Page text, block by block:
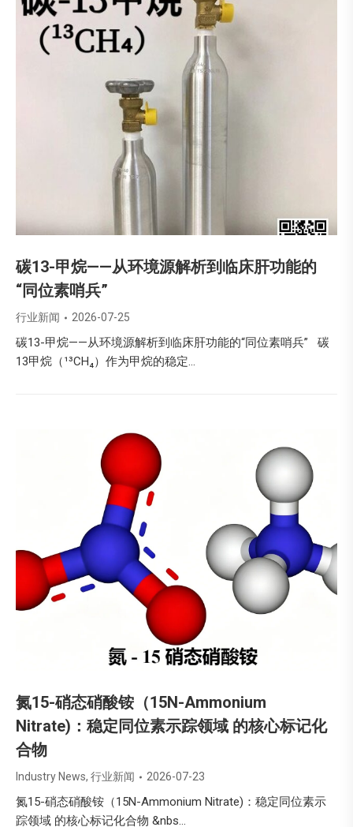
碳13-甲烷——从环境源解析到临床肝功能的
“同位素哨兵”
行业新闻 2026-07-25
碳13-甲烷——从环境源解析到临床肝功能的“同位素哨兵” 碳
13甲烷（¹³CH₄）作为甲烷的稳定…
氮15-硝态硝酸铵（15N-Ammonium
Nitrate)：稳定同位素示踪领域 的核心标记化
合物
Industry News, 行业新闻 2026-07-23
氮15-硝态硝酸铵（15N-Ammonium Nitrate)：稳定同位素示
踪领域 的核心标记化合物 &nbs…